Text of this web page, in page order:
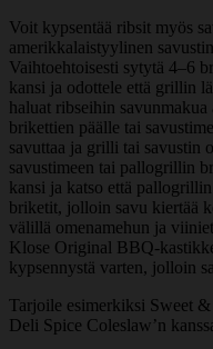
Voit kypsentää ribsit myös
amerikkalaistyylinen
Vaihtoehtoisesti sytytä 4–6
kansi ja odottele että grillin
haluat ribseihin
brikettien päälle tai
savuttaa ja grilli tai savustin
savustimeen tai pallogrillin
kansi ja katso että
briketit, jolloin savu kiertää
välillä omenamehun ja
Klose Original BBQ-
kypsennystä varten, jolloin
Tarjoile esimerkiksi Sweet
Deli Spice Coleslaw’n